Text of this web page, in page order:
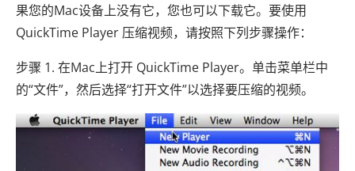
果您的Mac设备上没有它，您也可以下载它。要使用
QuickTime Player 压缩视频，请按照下列步骤操作：
步骤 1. 在Mac上打开 QuickTime Player。单击菜单栏中
的“文件”，然后选择“打开文件”以选择要压缩的视频。